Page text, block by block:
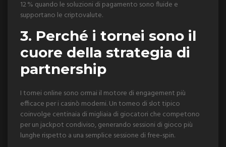
12 % quando le soluzioni di pagamento sono fluide e
supportano le criptovalute.
3. Perché i tornei sono il
cuore della strategia di
partnership
I tornei online sono ormai il motore di engagement più
efficace per i casinò moderni. Un torneo di slot tipico
coinvolge centinaia di migliaia di giocatori che competono
per un jackpot condiviso, generando sessioni di gioco più
lunghe rispetto a una semplice sessione di free‑spin.